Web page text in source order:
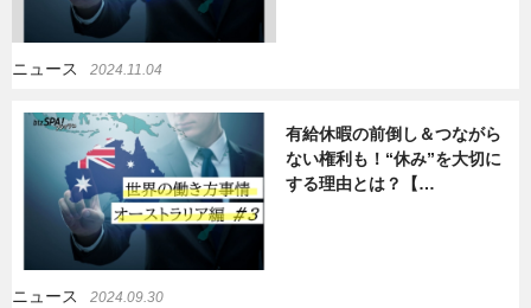
暮らし
連載一覧
ニュース 2024.11.04
有給休暇の前倒し＆つながら
ない権利も！“休み”を大切に
する理由とは？【…
ニュース 2024.09.30